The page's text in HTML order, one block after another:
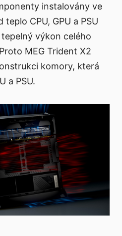
instalovány ve
CPU, GPU a PSU
výkon celého
MEG Trident X2
komory, která
a PSU.